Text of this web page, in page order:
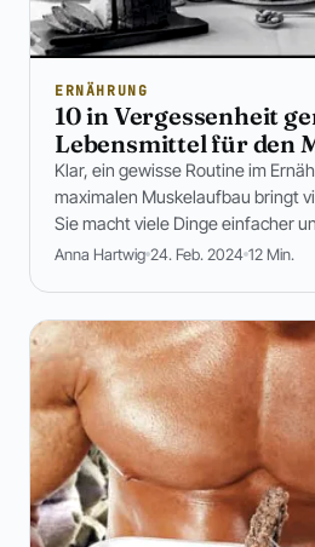
ERNÄHRUNG
10 in Vergessenheit
Lebensmittel für den
Klar, ein gewisse Routine im
maximalen Muskelaufbau bringt
Sie macht viele Dinge einfacher
Anna Hartwig 24. Feb. 2024 12 Min.